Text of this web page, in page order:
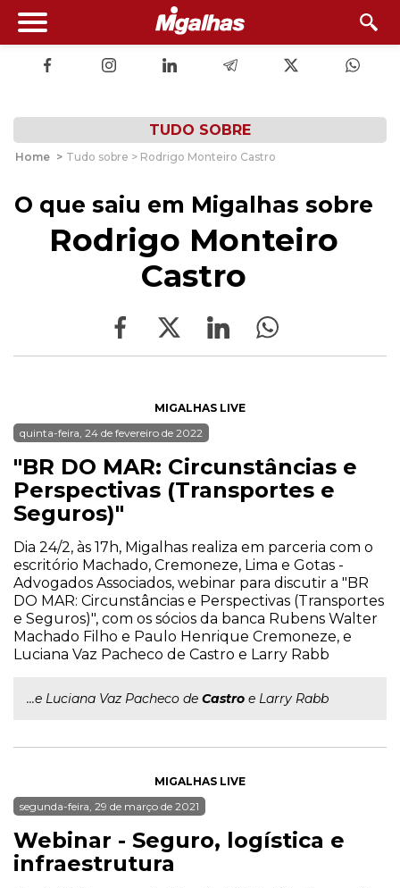
TUDO SOBRE
Home > Tudo sobre > Rodrigo Monteiro Castro
O que saiu em Migalhas sobre
Rodrigo Monteiro
Castro
MIGALHAS LIVE
quinta-feira, 24 de fevereiro de 2022
"BR DO MAR: Circunstâncias e
Perspectivas (Transportes e
Seguros)"
Dia 24/2, às 17h, Migalhas realiza em parceria com o
escritório Machado, Cremoneze, Lima e Gotas -
Advogados Associados, webinar para discutir a "BR
DO MAR: Circunstâncias e Perspectivas (Transportes
e Seguros)", com os sócios da banca Rubens Walter
Machado Filho e Paulo Henrique Cremoneze, e
Luciana Vaz Pacheco de Castro e Larry Rabb
...e Luciana Vaz Pacheco de Castro e Larry Rabb
MIGALHAS LIVE
segunda-feira, 29 de março de 2021
Webinar - Seguro, logística e
infraestrutura